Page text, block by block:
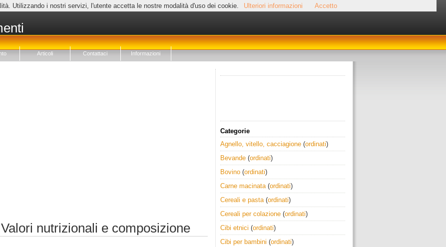
Utilizzando i nostri servizi, l'utente accetta le nostre modalità d'uso dei cookie. Ulteriori informazioni Accetto
Articoli Contattaci Informazioni
nutrizionali e composizione
Categorie
Agnello, vitello, cacciagione (ordinati)
Bevande (ordinati)
Bovino (ordinati)
Carne macinata(ordinati)
Cereali e pasta(ordinati)
Cereali per colazione (ordinati)
Cibi etnici (ordinati)
Cibi per bambini (ordinati)